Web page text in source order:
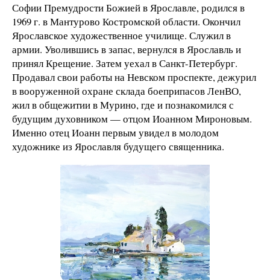
Софии Премудрости Божией в Ярославле, родился в
1969 г. в Мантурово Костромской области. Окончил
Ярославское художественное училище. Служил в
армии. Уволившись в запас, вернулся в Ярославль и
принял Крещение. Затем уехал в Санкт-Петербург.
Продавал свои работы на Невском проспекте, дежурил
в вооруженной охране склада боеприпасов ЛенВО,
жил в общежитии в Мурино, где и познакомился с
будущим духовником — отцом Иоанном Мироновым.
Именно отец Иоанн первым увидел в молодом
художнике из Ярославля будущего священника.